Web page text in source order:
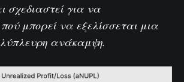
σχεδιαστεί για να
μπορεί να εξελίσσεται μια
ανάκαμψη.